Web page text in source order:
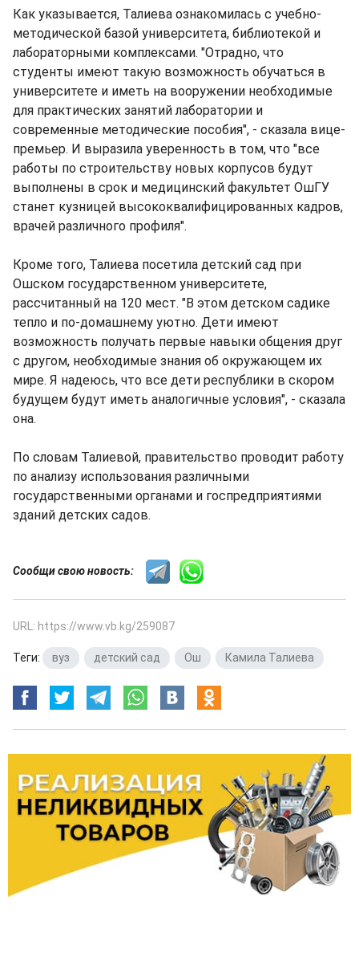
Как указывается, Талиева ознакомилась с учебно-
методической базой университета, библиотекой и
лабораторными комплексами. "Отрадно, что
студенты имеют такую возможность обучаться в
университете и иметь на вооружении необходимые
для практических занятий лаборатории и
современные методические пособия", - сказала вице-
премьер. И выразила уверенность в том, что "все
работы по строительству новых корпусов будут
выполнены в срок и медицинский факультет ОшГУ
станет кузницей высококвалифицированных кадров,
врачей различного профиля".
Кроме того, Талиева посетила детский сад при
Ошском государственном университете,
рассчитанный на 120 мест. "В этом детском садике
тепло и по-домашнему уютно. Дети имеют
возможность получать первые навыки общения друг
с другом, необходимые знания об окружающем их
мире. Я надеюсь, что все дети республики в скором
будущем будут иметь аналогичные условия", - сказала
она.
По словам Талиевой, правительство проводит работу
по анализу использования различными
государственными органами и госпредприятиями
зданий детских садов.
Сообщи свою новость:
URL: https://www.vb.kg/259087
Теги: вуз детский сад Ош Камила Талиева